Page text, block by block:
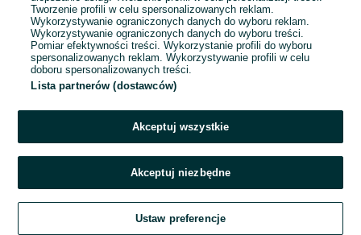
Tworzenie profili w celu spersonalizowanych reklam.
Wykorzystywanie ograniczonych danych do wyboru reklam.
Wykorzystywanie ograniczonych danych do wyboru treści.
Pomiar efektywności treści. Wykorzystanie profili do wyboru
spersonalizowanych reklam. Wykorzystywanie profili w celu
doboru spersonalizowanych treści.
Lista partnerów (dostawców)
Akceptuj wszystkie
Akceptuj niezbędne
Ustaw preferencje